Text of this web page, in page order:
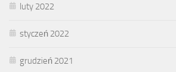
luty 2022
styczeń 2022
grudzień 2021